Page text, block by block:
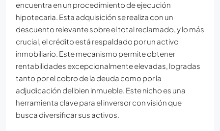
encuentra en un procedimiento de ejecución
hipotecaria. Esta adquisición se realiza con un
descuento relevante sobre el total reclamado, y lo más
crucial, el crédito está respaldado por un activo
inmobiliario. Este mecanismo permite obtener
rentabilidades excepcionalmente elevadas, logradas
tanto por el cobro de la deuda como por la
adjudicación del bien inmueble. Este nicho es una
herramienta clave para el inversor con visión que
busca diversificar sus activos.